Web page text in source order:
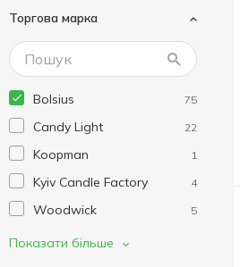
Торгова марка
Bolsius 75
Candy Light 22
Koopman 1
Kyiv Candle Factory 4
Woodwick 5
Турбота
Показати більше